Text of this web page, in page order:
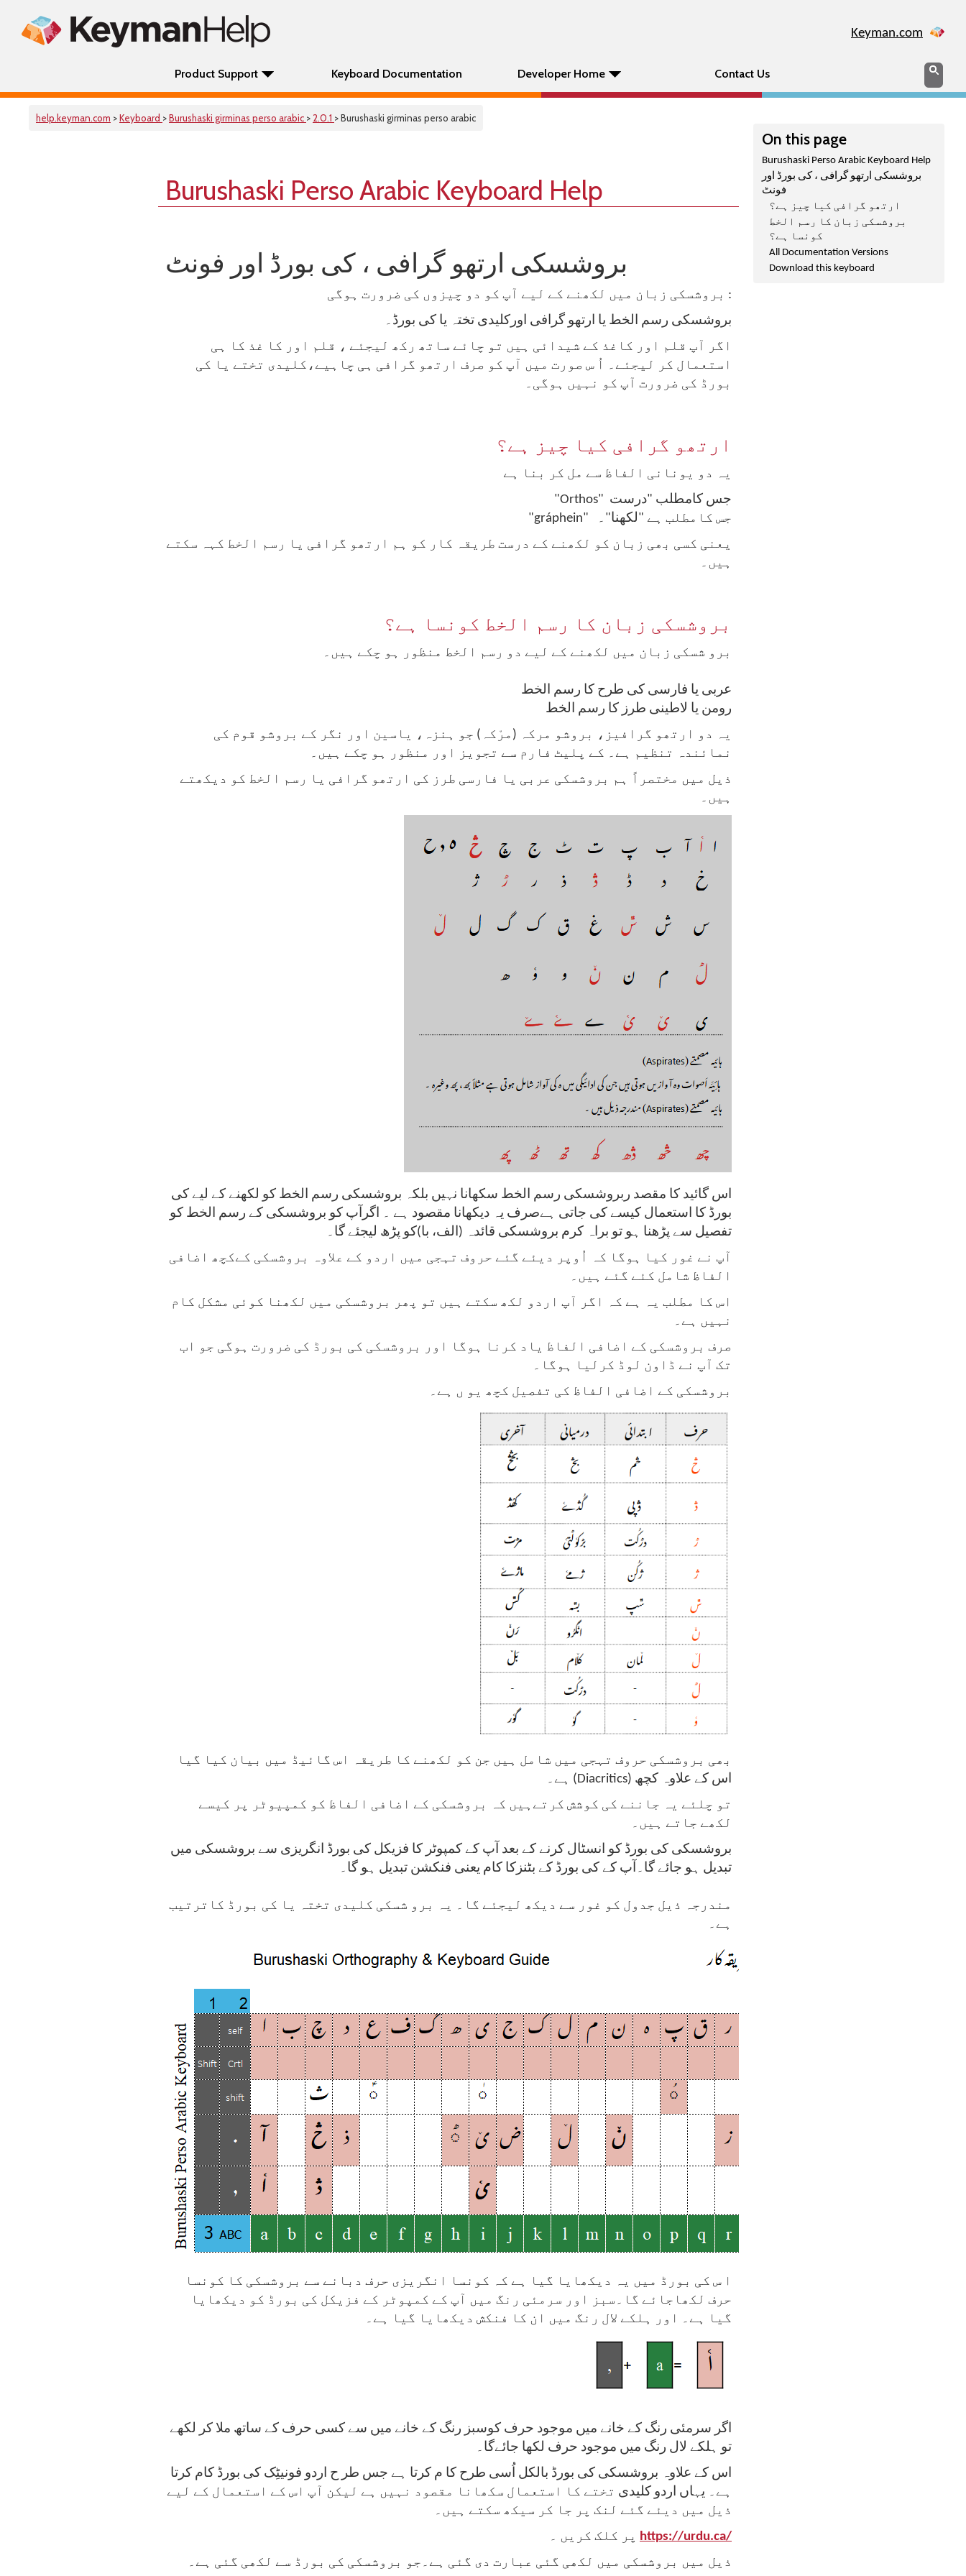
Keyman.com
Product Support Keyboard Documentation Developer Home Contact Us Search
help.keyman.com >Keyboard >Burushaski girminas perso arabic > 2.0.1 > Burushaski girminas perso arabic
On this page
Burushaski Perso Arabic Keyboard Help
بروشسکی ارتھو گرافی ، کی بورڈ اور
فونٹ
ارتھو گرافی کیا چیز ہے؟
بروشسکی زبان کا رسم الخط
کونسا ہے؟
All Documentation Versions
Download this keyboard
Burushaski Perso Arabic Keyboard Help
بروشسکی ارتھو گرافی ، کی بورڈ اور فونٹ
:
بروشسکی رسم الخط یا ارتھو گرافی اورکلیدی تختہ یا کی بورڈ۔
اگر آپ قلم اور کاغذ کے شیدائی ہیں تو چائے ساتھ رکھ لیجئے ، قلم اور کا غذ کا ہی
استعمال کر لیجئے۔ اُ س صورت میں آپ کو صرف ارتھو گرافی ہی چاہیے،کلیدی تختے یا کی
بورڈ کی ضرورت آپ کو نہیں ہوگی۔
ارتھو گرافی کیا چیز ہے؟
یہ دو یونانی الفاظ سے مل کر بنا ہے
"Orthos" جس کامطلب "درست
"gráphein" جس کامطلب ہے "لکھنا" ۔
یعنی کسی بھی زبان کو لکھنے کے درست طریقہ کار کو ہم ارتھو گرافی یا رسم الخط کہہ سکتے
ہیں۔
بروشسکی زبان کا رسم الخط کونسا ہے؟
برو شسکی زبان میں لکھنے کے لیے دو رسم الخط منظور ہو چکے ہیں۔
عربی یا فارسی کی طرح کا رسم الخط
رومن یا لاطینی طرز کا رسم الخط
یہ دو ارتھو گرافیز، بروشو مرکہ ( مرْکہ ) جو ہنزہ، یاسین اور نگر کے بروشو قوم کی
نمائندہ تنظیم ہے۔ کے پلیٹ فارم سے تجویز اور منظور ہو چکے ہیں۔
ذیل میں مختصراً ہم بروشسکی عربی یا فارسی طرز کی ارتھو گرافی یا رسم الخط کو دیکھتے
ہیں۔
اس گائید کا مقصد ربروشسکی رسم الخط سکھانا نہیں بلکہ بروشسکی رسم الخط کو لکھنے کے لیے کی
بورڈ کا استعمال کیسے کی جاتی ہےصرف یہ دیکھانا مقصود ہے ۔ اگرآپ کو بروشسکی کے رسم الخط کو
تفصیل سے پڑھنا ہو تو براہ کرم بروشسکی قائدہ (الف، با)کو پڑھ لیجئے گا۔
آپ نے غور کیا ہوگا کہ اُوپر دیئے گئے حروف تہجی میں اردو کے علاوہ بروشسکی کےکچھ اضافی
الفاظ شامل کئے گئے ہیں۔
اس کا مطلب یہ ہے کہ اگر آپ اردو لکھ سکتے ہیں تو پھر بروشسکی میں لکھنا کوئی مشکل کام
نہیں ہے۔
صرف بروشسکی کے اضافی الفاظ یاد کرنا ہوگا اور بروشسکی کی بورڈ کی ضرورت ہوگی جو اب
تک آپ نے ڈاون لوڈ کرلیا ہوگا۔
بروشسکی کے اضافی الفاظ کی تفصیل کچھ یو ں ہے۔
بھی بروشسکی حروف تہجی میں شامل ہیں جن کو لکھنے کا طریقہ اس گائیڈ میں بیان کیا گیا
(Diacritics) اس کے علاوہ کچھ
تو چلئے یہ جاننے کی کوشش کرتےہیں کہ بروشسکی کے اضافی الفاظ کو کمپیوٹر پر کیسے
لکھے جاتے ہیں۔
بروشسکی کی بورڈ کو انسٹال کرنے کے بعد آپ کے کمپوٹر کا فزیکل کی بورڈ انگریزی سے بروشسکی میں
تبدیل ہو جائے گا۔آپ کے کی بورڈ کے بٹنزکا کام یعنی فنکشن تبدیل ہو گا۔
مندرجہ ذیل جدول کو غور سے دیکھ لیجئے گا۔ یہ برو شسکی کلیدی تختہ یا کی بورڈ کاترتیب
ہے۔
ا س کی بورڈ میں یہ دیکھایا گیا ہے کہ کونسا انگریزی حرف دبانے سے بروشسکی کا کونسا
حرف لکھاجائے گا۔سبز اور سرمئی رنگ میں آپ کے کمپوٹر کے فزیکل کی بورڈ کو دیکھایا
گیا ہے۔ اور ہلکے لال رنگ میں ان کا فنکش دیکھایا گیا ہے۔
اگر سرمئی رنگ کے خانے میں موجود حرف کوسبز رنگ کے خانے میں سے کسی حرف کے ساتھ ملا کر لکھے
تو ہلکے لال رنگ میں موجود حرف لکھا جائےگا۔
اس کے علاوہ بروشسکی کی بورڈ بالکل اُسی طرح کا م کرتا ہے جس طر ح اردو فونیٹِک کی بورڈ کام کرتا
ہے۔ یہاں اردو کلیدی تختے کا استعمال سکھانا مقصود نہیں ہے لیکن آپ اس کے استعمال کے لیے
ذیل میں دیئے گئے لنک پر جا کر سیکھ سکتے ہیں۔
https://urdu.ca/
ذیل میں بروشسکی میں لکھی گئی عبارت دی گئی ہے۔جو بروشسکی کی بورڈ سے لکھی گئی ہے۔